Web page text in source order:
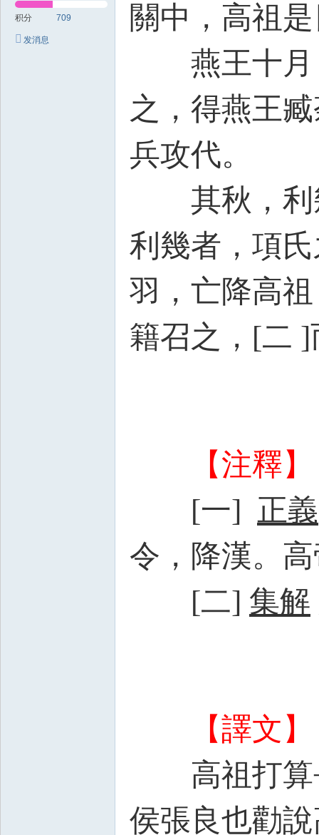
积分 709
发消息
關中，高祖
燕王十
之，得燕王
兵攻代。
其秋，
利幾者，項
羽，亡降高
籍召之，[二
【注釋】
[一] 正義
令，降漢。
[二] 集解
【譯文】
高祖打算
侯張良也勸